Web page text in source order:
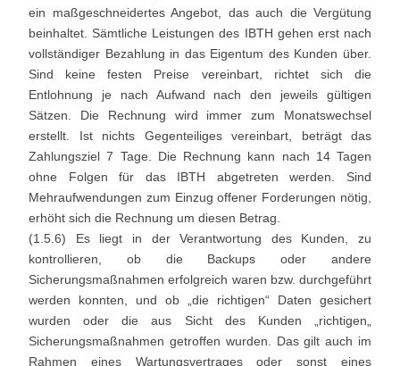
ein maßgeschneidertes Angebot, das auch die Vergütung
beinhaltet. Sämtliche Leistungen des IBTH gehen erst nach
vollständiger Bezahlung in das Eigentum des Kunden über.
Sind keine festen Preise vereinbart, richtet sich die
Entlohnung je nach Aufwand nach den jeweils gültigen
Sätzen. Die Rechnung wird immer zum Monatswechsel
erstellt. Ist nichts Gegenteiliges vereinbart, beträgt das
Zahlungsziel 7 Tage. Die Rechnung kann nach 14 Tagen
ohne Folgen für das IBTH abgetreten werden. Sind
Mehraufwendungen zum Einzug offener Forderungen nötig,
erhöht sich die Rechnung um diesen Betrag.
(1.5.6) Es liegt in der Verantwortung des Kunden, zu
kontrollieren, ob die Backups oder andere
Sicherungsmaßnahmen erfolgreich waren bzw. durchgeführt
werden konnten, und ob „die richtigen“ Daten gesichert
wurden oder die aus Sicht des Kunden „richtigen„
Sicherungsmaßnahmen getroffen wurden. Das gilt auch im
Rahmen eines Wartungsvertrages oder sonst eines